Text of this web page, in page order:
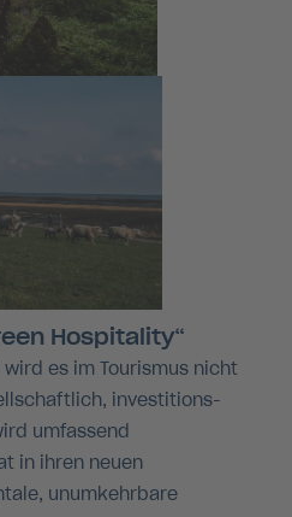
Hospitality“
es im Tourismus nicht
investitions-
umfassend
in ihren neuen
unumkehrbare